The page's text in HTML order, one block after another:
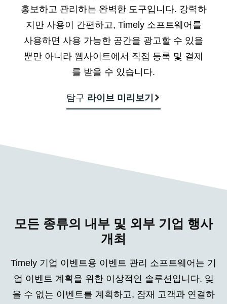
홍보하고 관리하는 완벽한 도구입니다. 강력하
지만 사용이 간편하고, Timely 소프트웨어를
사용하면 사용 가능한 공간을 광고할 수 있을
뿐만 아니라 웹사이트에서 직접 등록 및 결제
를 받을 수 있습니다.
탐구 라이브 미리보기
모든 종류의 내부 및 외부 기업 행사
개최
Timely 기업 이벤트용 이벤트 관리 소프트웨어는 기
업 이벤트 계획을 위한 이상적인 솔루션입니다. 잊
을 수 없는 이벤트를 계획하고, 잠재 고객과 연결하